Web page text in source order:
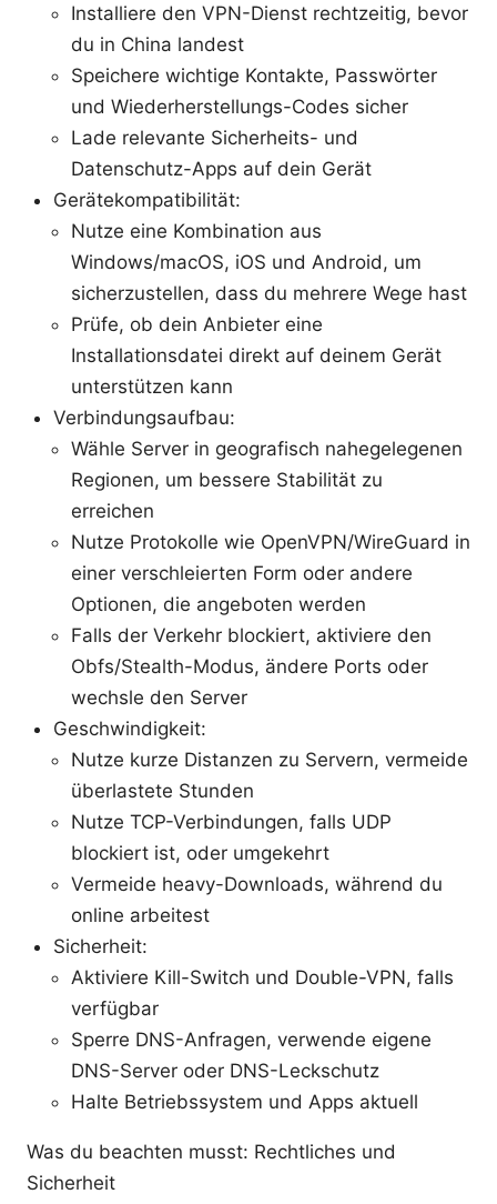
Installiere den VPN-Dienst rechtzeitig, bevor
du in China landest
Speichere wichtige Kontakte, Passwörter
und Wiederherstellungs-Codes sicher
Lade relevante Sicherheits- und
Datenschutz-Apps auf dein Gerät
Gerätekompatibilität:
Nutze eine Kombination aus
Windows/macOS, iOS und Android, um
sicherzustellen, dass du mehrere Wege hast
Prüfe, ob dein Anbieter eine
Installationsdatei direkt auf deinem Gerät
unterstützen kann
Verbindungsaufbau:
Wähle Server in geografisch nahegelegenen
Regionen, um bessere Stabilität zu
erreichen
Nutze Protokolle wie OpenVPN/WireGuard in
einer verschleierten Form oder andere
Optionen, die angeboten werden
Falls der Verkehr blockiert, aktiviere den
Obfs/Stealth-Modus, ändere Ports oder
wechsle den Server
Geschwindigkeit:
Nutze kurze Distanzen zu Servern, vermeide
überlastete Stunden
Nutze TCP-Verbindungen, falls UDP
blockiert ist, oder umgekehrt
Vermeide heavy-Downloads, während du
online arbeitest
Sicherheit:
Aktiviere Kill-Switch und Double-VPN, falls
verfügbar
Sperre DNS-Anfragen, verwende eigene
DNS-Server oder DNS-Leckschutz
Halte Betriebssystem und Apps aktuell
Was du beachten musst: Rechtliches und
Sicherheit